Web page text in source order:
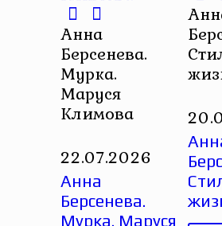
Анна
Берсенева.
Мурка.
Маруся
Климова
22.07.2026
Анна
Берсенева.
Мурка. Маруся